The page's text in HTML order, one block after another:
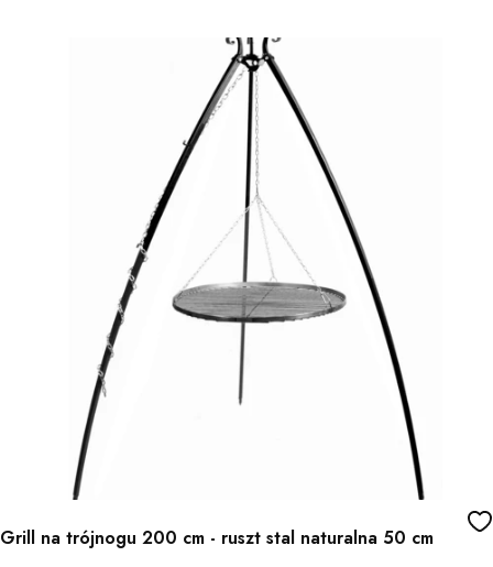
Grill na trójnogu 200 cm - ruszt stal naturalna 50 cm